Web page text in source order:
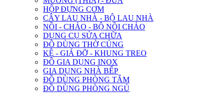
HỘP ĐỰNG CƠM
CÂY LAU NHÀ - BỘ LAU NHÀ
NỒI - CHẢO - BỘ NỒI CHẢO
DỤNG CỤ SỬA CHỮA
ĐỒ DÙNG THỜ CÚNG
KỆ - GIÁ ĐỠ - KHUNG TREO
ĐỒ GIA DỤNG INOX
GIA DỤNG NHÀ BẾP
ĐỒ DÙNG PHÒNG TẮM
ĐỒ DÙNG PHÒNG NGỦ